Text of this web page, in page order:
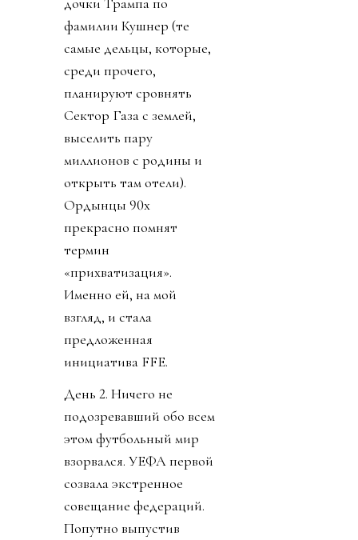
фамилии Кушнер (те
самые дельцы, которые,
среди прочего,
планируют сровнять
Сектор Газа с землей,
выселить пару
миллионов с родины и
открыть там отели).
Ордынцы 90х
прекрасно помнят
термин
«прихватизация».
Именно ей, на мой
взгляд, и стала
предложенная
инициатива FFE.
День 2. Ничего не
подозревавший обо всем
этом футбольный мир
взорвался. УЕФА первой
созвала экстренное
совещание федераций.
Попутно выпустив